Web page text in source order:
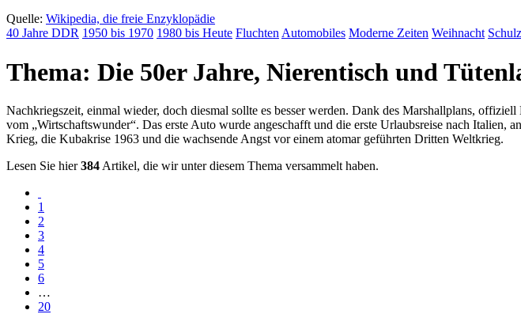
Quelle: Wikipedia, die freie Enzyklopädie
40 Jahre DDR 1950 bis 1970 1980 bis Heute FluchtenAutomobiles Moderne Zeiten Weihnacht
Thema: Die 50er Jahre, Nierentisch und
Nachkriegszeit, einmal wieder, doch diesmal sollte es besser werden. Dank des Marshallplans,
vom
Wirtschaftswunder . Das erste Auto wurde angeschafft und die erste Urlaubsreise nach Italien,
Krieg, die Kubakrise 1963 und die wachsende Angst vor einem atomar geführten Dritten Weltkrieg.
Lesen Sie hier384 Artikel, die wir unter diesem Thema versammelt haben.
1
2
3
4
5
6
…
20